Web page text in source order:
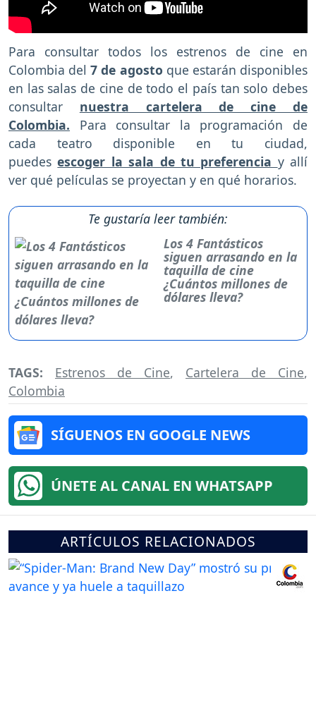
Para consultar todos los estrenos de cine en
Colombia del7 de agosto que estarán disponibles
en las salas de cine de todo el país tan solo debes
consultar nuestra cartelera de cine de
Colombia. Para consultar la programación de
cada teatro disponible en tu ciudad,
puedesescoger la sala de tu preferencia y allí
ver qué películas se proyectan y en qué horarios.
Te gustaría leer también:
Los 4 Fantásticos
siguen arrasando en la
taquilla de cine
¿Cuántos millones de
dólares lleva?
TAGS: Estrenos de Cine, Cartelera de Cine,
Colombia
SÍGUENOS EN GOOGLE NEWS
ÚNETE AL CANAL EN WHATSAPP
ARTÍCULOS RELACIONADOS